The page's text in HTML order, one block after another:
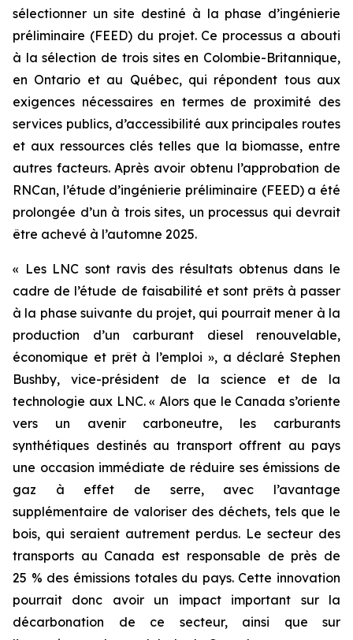
sélectionner un site destiné à la phase d’ingénierie
préliminaire (FEED) du projet. Ce processus a abouti
à la sélection de trois sites en Colombie-Britannique,
en Ontario et au Québec, qui répondent tous aux
exigences nécessaires en termes de proximité des
services publics, d’accessibilité aux principales routes
et aux ressources clés telles que la biomasse, entre
autres facteurs. Après avoir obtenu l’approbation de
RNCan, l’étude d’ingénierie préliminaire (FEED) a été
prolongée d’un à trois sites, un processus qui devrait
être achevé à l’automne 2025.
« Les LNC sont ravis des résultats obtenus dans le
cadre de l’étude de faisabilité et sont prêts à passer
à la phase suivante du projet, qui pourrait mener à la
production d’un carburant diesel renouvelable,
économique et prêt à l’emploi », a déclaré Stephen
Bushby, vice-président de la science et de la
technologie aux LNC. « Alors que le Canada s’oriente
vers un avenir carboneutre, les carburants
synthétiques destinés au transport offrent au pays
une occasion immédiate de réduire ses émissions de
gaz à effet de serre, avec l’avantage
supplémentaire de valoriser des déchets, tels que le
bois, qui seraient autrement perdus. Le secteur des
transports au Canada est responsable de près de
25 % des émissions totales du pays. Cette innovation
pourrait donc avoir un impact important sur la
décarbonation de ce secteur, ainsi que sur